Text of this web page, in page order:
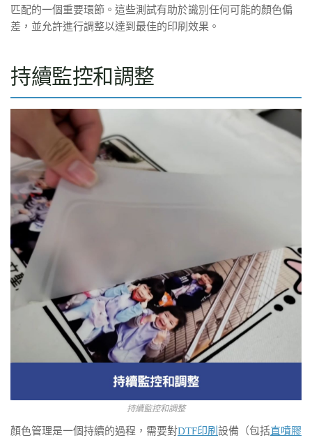
匹配的一個重要環節。這些測試有助於識別任何可能的顏色偏
差，並允許進行調整以達到最佳的印刷效果。
持續監控和調整
持續監控和調整
顏色管理是一個持續的過程，需要對DTF印刷 設備（包括直噴膠